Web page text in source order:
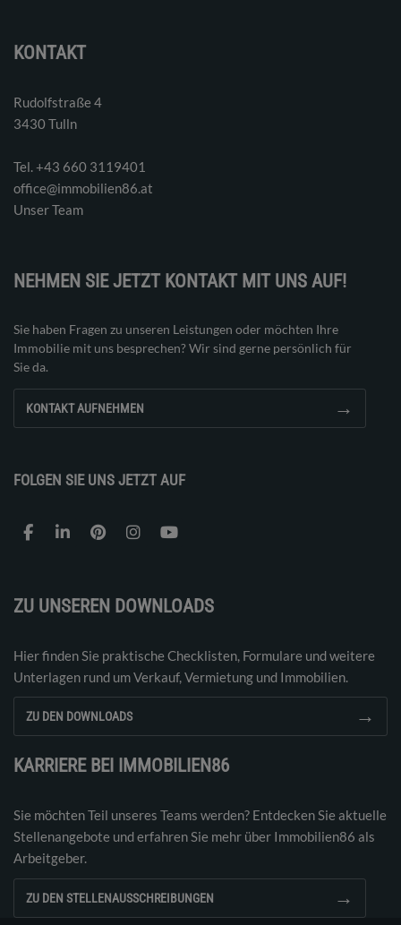
KONTAKT
Rudolfstraße 4
3430 Tulln
Tel. ‭+43 660 3119401‬
office@immobilien86.at
Unser Team
NEHMEN SIE JETZT KONTAKT MIT UNS AUF!
Sie haben Fragen zu unseren Leistungen oder möchten Ihre
Immobilie mit uns besprechen? Wir sind gerne persönlich für
Sie da.
KONTAKT AUFNEHMEN →
FOLGEN SIE UNS JETZT AUF
ZU UNSEREN DOWNLOADS
Hier finden Sie praktische Checklisten, Formulare und weitere
Unterlagen rund um Verkauf, Vermietung und Immobilien.
ZU DEN DOWNLOADS →
KARRIERE BEI IMMOBILIEN86
Sie möchten Teil unseres Teams werden? Entdecken Sie aktuelle
Stellenangebote und erfahren Sie mehr über Immobilien86 als
Arbeitgeber.
ZU DEN STELLENAUSSCHREIBUNGEN →